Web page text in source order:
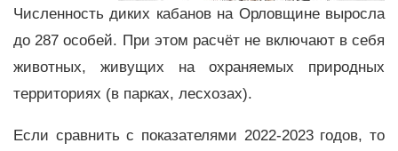
Численность диких кабанов на Орловщине выросла
до 287 особей. При этом расчёт не включают в себя
животных, живущих на охраняемых природных
территориях (в парках, лесхозах).
Если сравнить с показателями 2022-2023 годов, то